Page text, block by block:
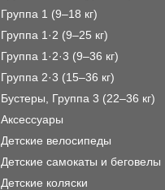
Группа 1 (9–18 кг)
Группа 1·2 (9–25 кг)
Группа 1·2·3 (9–36 кг)
Группа 2·3 (15–36 кг)
Бустеры, Группа 3 (22–36 кг)
Аксессуары
Детские велосипеды
Детские самокаты и беговелы
Детские коляски